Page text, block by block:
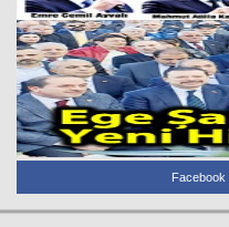
Facebook